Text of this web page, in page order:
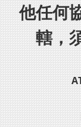
他任何
轄，